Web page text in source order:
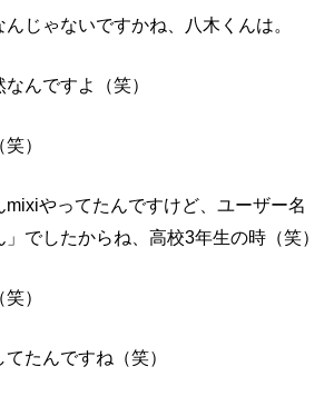
じゃないですかね、八木くんは。
んですよ（笑）
）
やってたんですけど、ユーザー名
」でしたからね、高校3年生の時（笑）
）
たんですね（笑）